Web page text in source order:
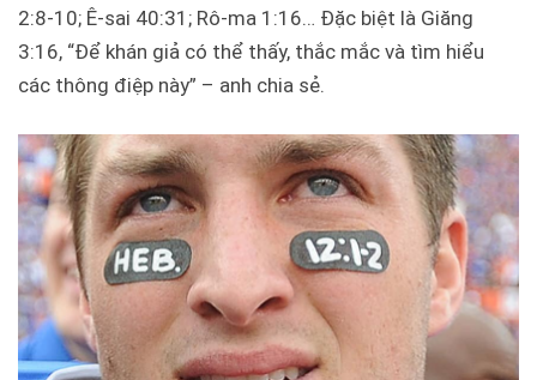
2:8-10; Ê-sai 40:31; Rô-ma 1:16… Đặc biệt là Giăng
3:16, “Để khán giả có thể thấy, thắc mắc và tìm hiểu
các thông điệp này” – anh chia sẻ.